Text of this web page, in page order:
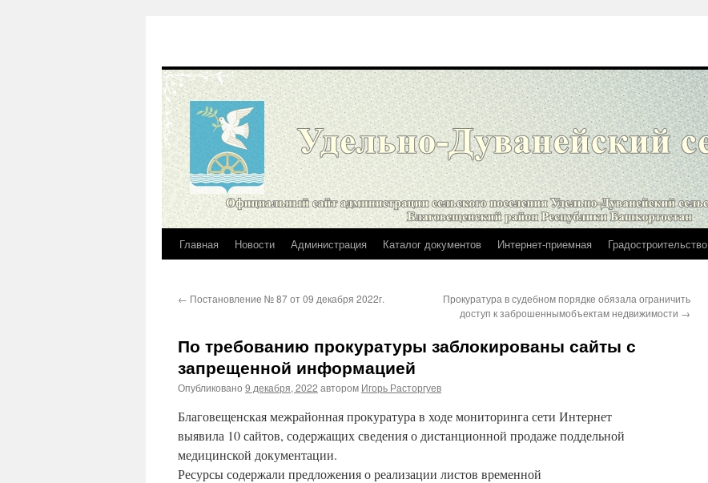
Перейти
содержимому
Главная Новости Администрация Каталог документов Интернет-приемная Градостроительство
← Постановление № 87 от 09 декабря 2022г.
Прокуратура в судебном порядке обязала ограничить
доступ к заброшеннымобъектам недвижимости →
По требованию прокуратуры заблокированы сайты с
запрещенной информацией
Опубликовано 9 декабря, 2022 автором Игорь Расторгуев
Благовещенская межрайонная прокуратура в ходе мониторинга сети Интернет
выявила 10 сайтов, содержащих сведения о дистанционной продаже поддельной
медицинской документации.
Ресурсы содержали предложения о реализации листов временной